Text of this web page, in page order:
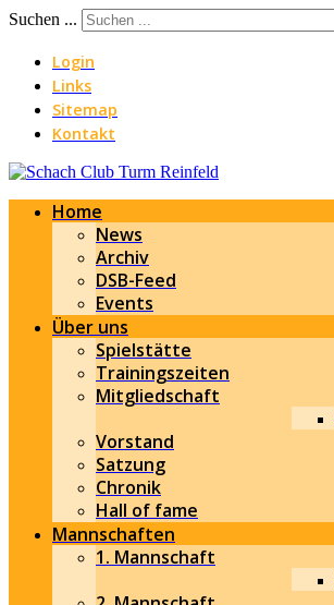
Suchen ...
Login
Links
Sitemap
Kontakt
Home
News
Archiv
DSB-Feed
Events
Über uns
Spielstätte
Trainingszeiten
Mitgliedschaft
Vorstand
Satzung
Chronik
Hall of fame
Mannschaften
1. Mannschaft